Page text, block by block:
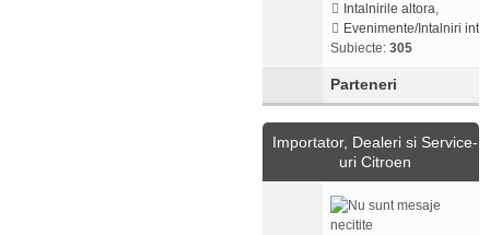
Intalnirile altora,
Evenimente/Intalniri
Subiecte: 305
Parteneri
Importator, Dealeri si Service-
uri Citroen